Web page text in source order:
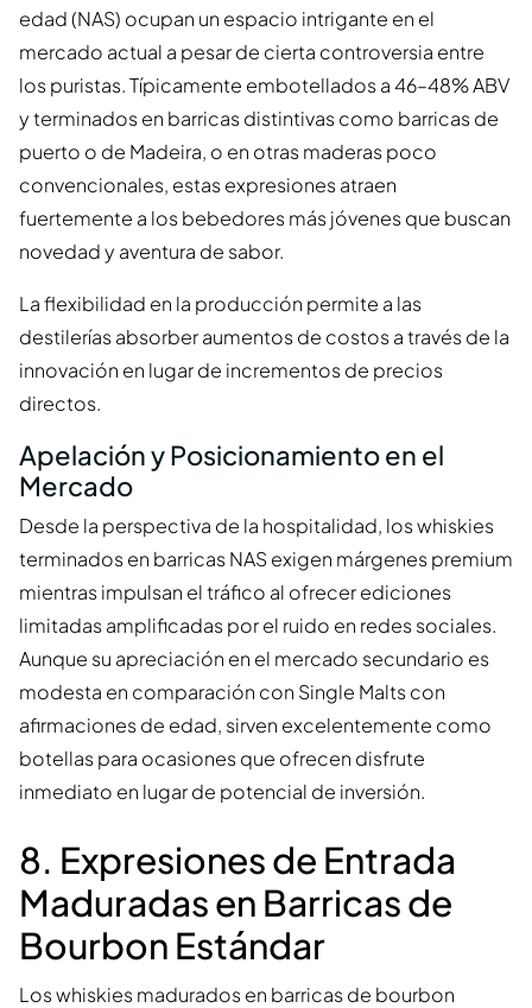
edad (NAS) ocupan un espacio intrigante en el
mercado actual a pesar de cierta controversia entre
los puristas. Típicamente embotellados a 46–48% ABV
y terminados en barricas distintivas como barricas de
puerto o de Madeira, o en otras maderas poco
convencionales, estas expresiones atraen
fuertemente a los bebedores más jóvenes que buscan
novedad y aventura de sabor.
La flexibilidad en la producción permite a las
destilerías absorber aumentos de costos a través de la
innovación en lugar de incrementos de precios
directos.
Apelación y Posicionamiento en el
Mercado
Desde la perspectiva de la hospitalidad, los whiskies
terminados en barricas NAS exigen márgenes premium
mientras impulsan el tráfico al ofrecer ediciones
limitadas amplificadas por el ruido en redes sociales.
Aunque su apreciación en el mercado secundario es
modesta en comparación con Single Malts con
afirmaciones de edad, sirven excelentemente como
botellas para ocasiones que ofrecen disfrute
inmediato en lugar de potencial de inversión.
8. Expresiones de Entrada
Maduradas en Barricas de
Bourbon Estándar
Los whiskies madurados en barricas de bourbon